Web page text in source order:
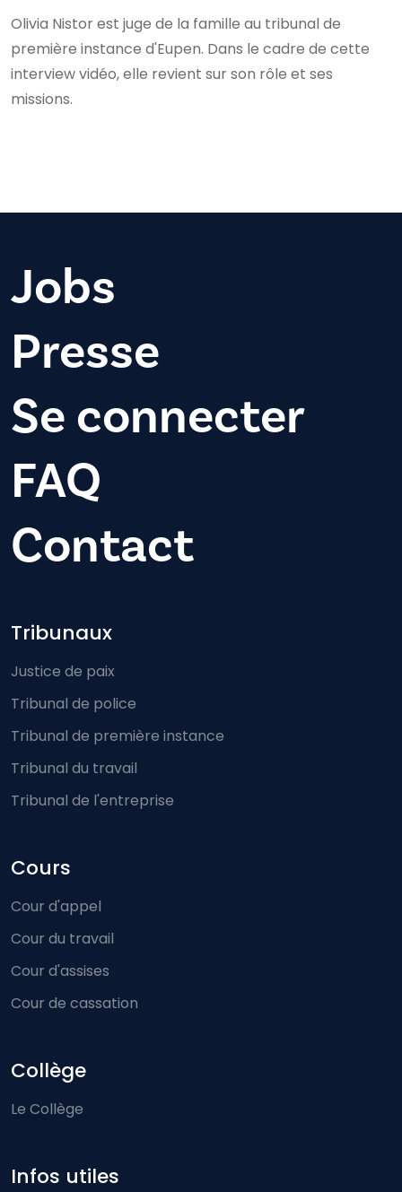
Olivia Nistor est juge de la famille au tribunal de
première instance d'Eupen. Dans le cadre de cette
interview vidéo, elle revient sur son rôle et ses
missions.
Jobs
Presse
Se connecter
FAQ
Contact
Footer-menu
Tribunaux
Justice de paix
Tribunal de police
Tribunal de première instance
Tribunal du travail
Tribunal de l'entreprise
Cours
Cour d'appel
Cour du travail
Cour d'assises
Cour de cassation
Collège
Le Collège
Infos utiles